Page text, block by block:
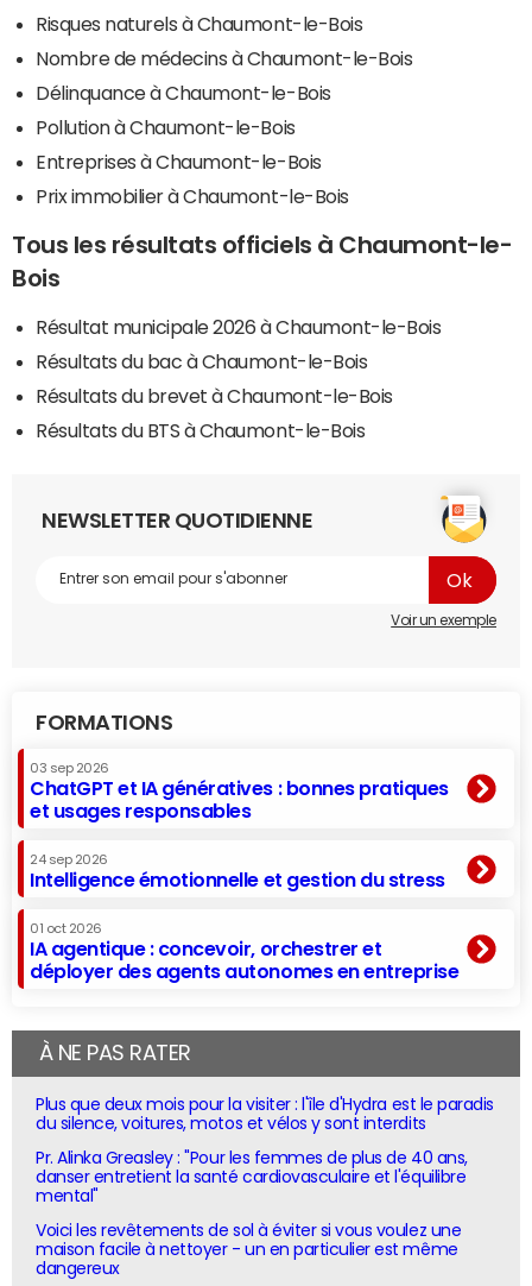
Risques naturels à Chaumont-le-Bois
Nombre de médecins à Chaumont-le-Bois
Délinquance à Chaumont-le-Bois
Pollution à Chaumont-le-Bois
Entreprises à Chaumont-le-Bois
Prix immobilier à Chaumont-le-Bois
Tous les résultats officiels à Chaumont-le-
Bois
Résultat municipale 2026 à Chaumont-le-Bois
Résultats du bac à Chaumont-le-Bois
Résultats du brevet à Chaumont-le-Bois
Résultats du BTS à Chaumont-le-Bois
NEWSLETTER QUOTIDIENNE
Voir un exemple
FORMATIONS
03 sep 2026
ChatGPT et IA génératives : bonnes pratiques
et usages responsables
24 sep 2026
Intelligence émotionnelle et gestion du stress
01 oct 2026
IA agentique : concevoir, orchestrer et
déployer des agents autonomes en entreprise
À NE PAS RATER
Plus que deux mois pour la visiter : l'île d'Hydra est le paradis
du silence, voitures, motos et vélos y sont interdits
Pr. Alinka Greasley : "Pour les femmes de plus de 40 ans,
danser entretient la santé cardiovasculaire et l'équilibre
mental"
Voici les revêtements de sol à éviter si vous voulez une
maison facile à nettoyer - un en particulier est même
dangereux